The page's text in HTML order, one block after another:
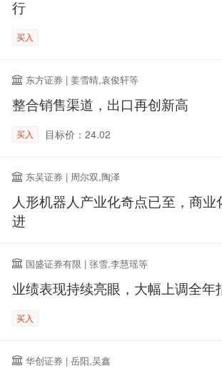
行
买入
东方证券 | 姜雪晴,袁俊轩等
整合销售渠道，出口再创新高
买入 目标价：24.02
东吴证券 | 周尔双,陶泽
人形机器人产业化奇点已至，商业
进
国盛证券有限 | 张雪,李慧瑶等
业绩表现持续亮眼，大幅上调全年
买入
华创证券 | 岳阳,吴鑫